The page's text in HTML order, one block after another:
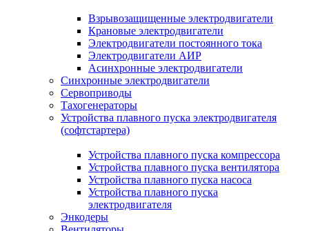
Взрывозащищенные электродвигатели
Крановые электродвигатели
Электродвигатели постоянного тока
Электродвигатели АИР
Асинхронные электродвигатели
Синхронные электродвигатели
Сервоприводы
Тахогенераторы
Устройства плавного пуска электродвигателя
(софтстартера)
Устройства плавного пуска компрессора
Устройства плавного пуска вентилятора
Устройства плавного пуска насоса
Устройства плавного пуска
электродвигателя
Энкодеры